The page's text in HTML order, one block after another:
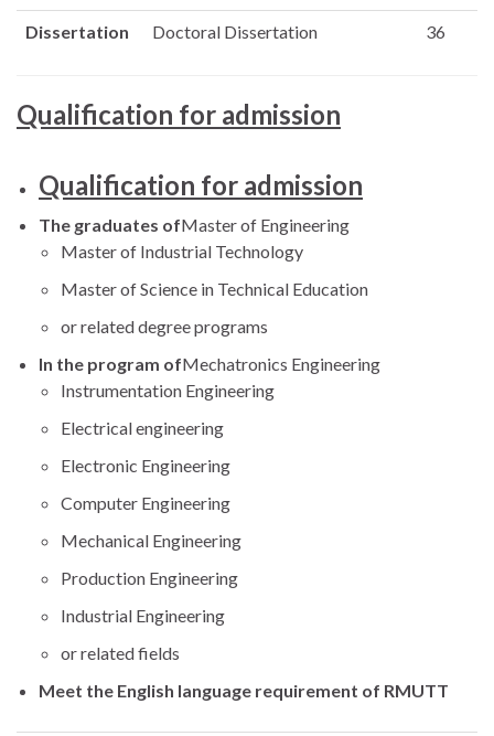
Dissertation Doctoral Dissertation 36
Qualification for admission
Qualification for admission
The graduates ofMaster of Engineering
Master of Industrial Technology
Master of Science in Technical Education
or related degree programs
In the program ofMechatronics Engineering
Instrumentation Engineering
Electrical engineering
Electronic Engineering
Computer Engineering
Mechanical Engineering
Production Engineering
Industrial Engineering
or related fields
Meet the English language requirement of RMUTT